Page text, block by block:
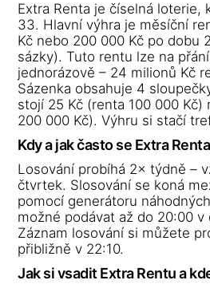
Extra Renta je číselná loterie,
33. Hlavní výhra je měsíční
Kč nebo 200 000 Kč po dobu
sázky). Tuto rentu lze na
jednorázově – 24 milionů Kč
Sázenka obsahuje 4
stojí 25 Kč (renta 100 000 Kč)
200 000 Kč). Výhru si stačí
Kdy a jak často se Extra
Losování probíhá 2× týdně –
čtvrtek. Slosování se koná
pomocí generátoru
možné podávat až do 20:00 v
Záznam losování si můžete
přibližně v 22:10.
Jak si vsadit Extra Rentu a